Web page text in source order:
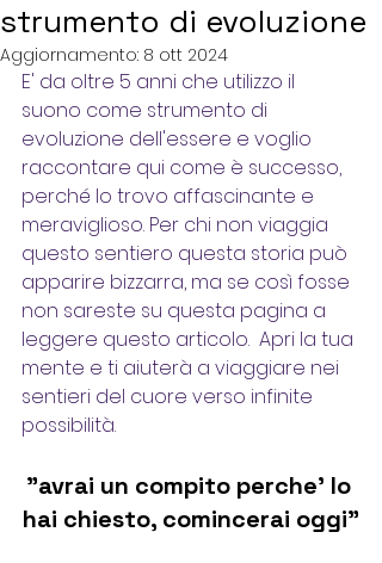
strumento di evoluzione
Aggiornamento: 8 ott 2024
E' da oltre 5 anni che utilizzo il
suono come strumento di
evoluzione dell'essere e voglio
raccontare qui come è successo,
perché lo trovo affascinante e
meraviglioso. Per chi non viaggia
questo sentiero questa storia può
apparire bizzarra, ma se così fosse
non sareste su questa pagina a
leggere questo articolo.  Apri la tua
mente e ti aiuterà a viaggiare nei
sentieri del cuore verso infinite
possibilità.
"avrai un compito perche' lo
hai chiesto, comincerai oggi"